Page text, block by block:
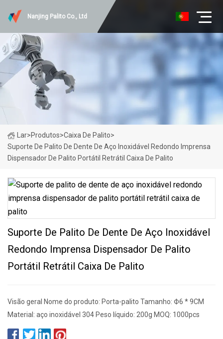
Nanjing Palito Co., Ltd
Lar>Produtos>Caixa De Palito>
Suporte De Palito De Dente De Aço Inoxidável Redondo Imprensa
Dispensador De Palito Portátil Retrátil Caixa De Palito
Suporte De Palito De Dente De Aço Inoxidável
Redondo Imprensa Dispensador De Palito
Portátil Retrátil Caixa De Palito
Visão geral Nome do produto: Porta-palito Tamanho: Ф6 * 9CM
Material: aço inoxidável 304 Peso líquido: 200g MOQ: 1000pcs